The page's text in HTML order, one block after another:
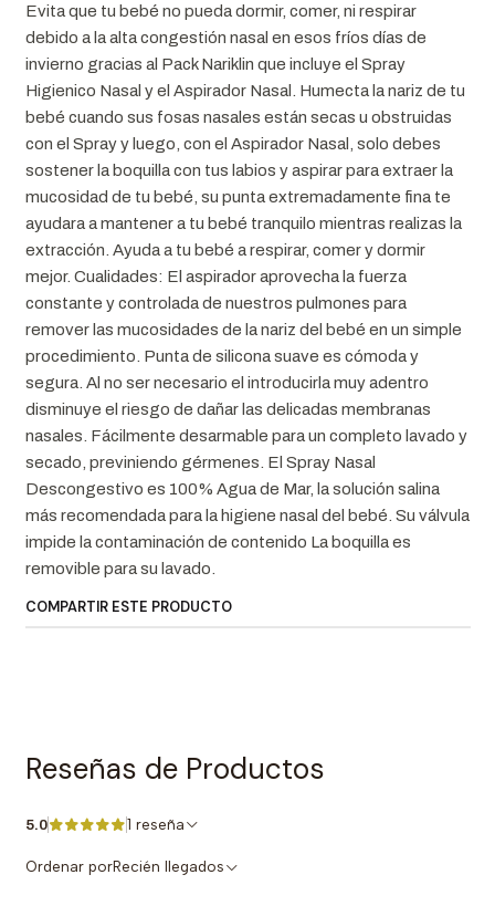
Evita que tu bebé no pueda dormir, comer, ni respirar
debido a la alta congestión nasal en esos fríos días de
invierno gracias al Pack Nariklin que incluye el Spray
Higienico Nasal y el Aspirador Nasal. Humecta la nariz de tu
bebé cuando sus fosas nasales están secas u obstruidas
con el Spray y luego, con el Aspirador Nasal, solo debes
sostener la boquilla con tus labios y aspirar para extraer la
mucosidad de tu bebé, su punta extremadamente fina te
ayudara a mantener a tu bebé tranquilo mientras realizas la
extracción. Ayuda a tu bebé a respirar, comer y dormir
mejor. Cualidades: El aspirador aprovecha la fuerza
constante y controlada de nuestros pulmones para
remover las mucosidades de la nariz del bebé en un simple
procedimiento. Punta de silicona suave es cómoda y
segura. Al no ser necesario el introducirla muy adentro
disminuye el riesgo de dañar las delicadas membranas
nasales. Fácilmente desarmable para un completo lavado y
secado, previniendo gérmenes. El Spray Nasal
Descongestivo es 100% Agua de Mar, la solución salina
más recomendada para la higiene nasal del bebé. Su válvula
impide la contaminación de contenido La boquilla es
removible para su lavado.
COMPARTIR ESTE PRODUCTO
Reseñas de Productos
5.0 1 reseña
Ordenar porRecién llegados